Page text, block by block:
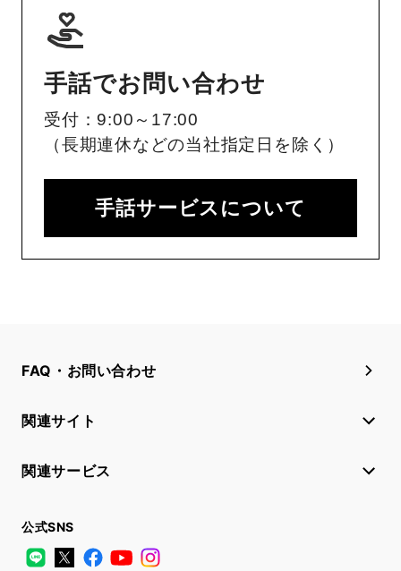
手話でお問い合わせ
受付：9:00～17:00
（長期連休などの当社指定日を除く）
手話サービスについて
FAQ・お問い合わせ
関連サイト
関連サービス
公式SNS
LINE
X FacebookYouTube